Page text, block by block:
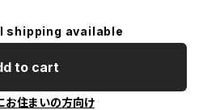
shipping available
to cart
お住まいの方向け